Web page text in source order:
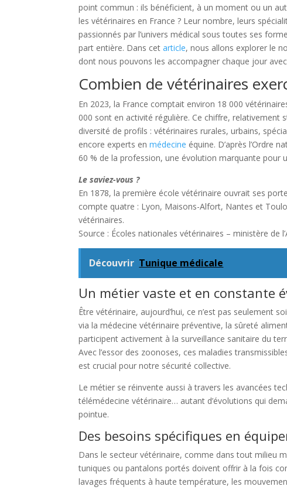
point commun : ils bénéficient, à un moment ou un
les vétérinaires en France ? Leur nombre, leurs
passionnés par l’univers médical sous toutes ses
part entière. Dans cetarticle, nous allons explorer le
dont nous pouvons les accompagner chaque jour
Combien de vétérinaires
En 2023, la France comptait environ 18 000
000 sont en activité régulière. Ce chiffre, relativement
diversité de profils : vétérinaires rurales, urbains,
encore experts enmédecine équine. D’après l’Ordre
60 % de la profession, une évolution marquante pour
Le saviez-vous ?
En 1878, la première école vétérinaire ouvrait ses
compte quatre : Lyon, Maisons-Alfort, Nantes et
vétérinaires.
Source : Écoles nationales vétérinaires – ministère de
Découvrir Tunique médicale
Un métier vaste et en constante
Être vétérinaire, aujourd’hui, ce n’est pas seulement
via la médecine vétérinaire préventive, la sûreté
participent activement à la surveillance sanitaire du
Avec l’essor des zoonoses, ces maladies
est crucial pour notre sécurité collective.
Le métier se réinvente aussi à travers les avancées
télémédecine vétérinaire… autant d’évolutions qui
pointue.
Des besoins spécifiques en
Dans le secteur vétérinaire, comme dans tout milieu
tuniques ou pantalons portés doivent offrir à la fois
lavages fréquents à haute température, les